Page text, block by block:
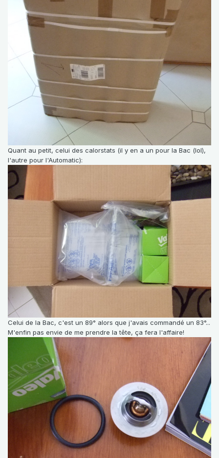
Quant au petit, celui des calorstats (il y en a un pour la Bac (lol),
l'autre pour l'Automatic):
Celui de la Bac, c'est un 89° alors que j'avais commandé un 83°...
M'enfin pas envie de me prendre la tête, ça fera l'affaire!